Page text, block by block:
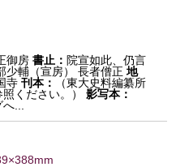
御房 書止： 院宣如此、仍言
少輔（宣房） 長者僧正 地
寺 刊本：
（東大史料編纂所
ください。）
影写本：
...